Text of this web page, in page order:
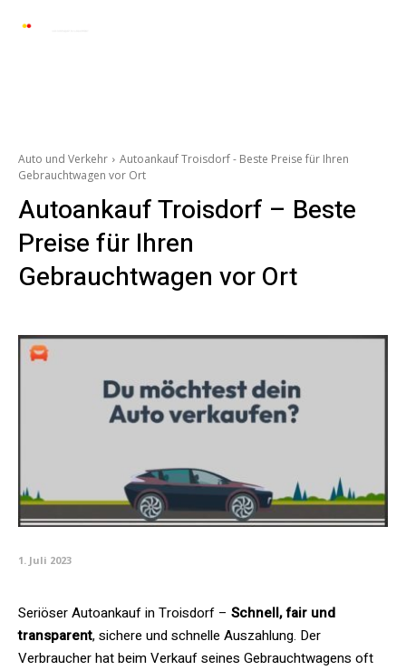
Auto und Verkehr
Autoankauf Troisdorf - Beste Preise für Ihren
Gebrauchtwagen vor Ort
Autoankauf Troisdorf – Beste
Preise für Ihren
Gebrauchtwagen vor Ort
1. Juli 2023
Seriöser Autoankauf in Troisdorf – Schnell, fair und
transparent, sichere und schnelle Auszahlung. Der
Verbraucher hat beim Verkauf seines Gebrauchtwagens oft